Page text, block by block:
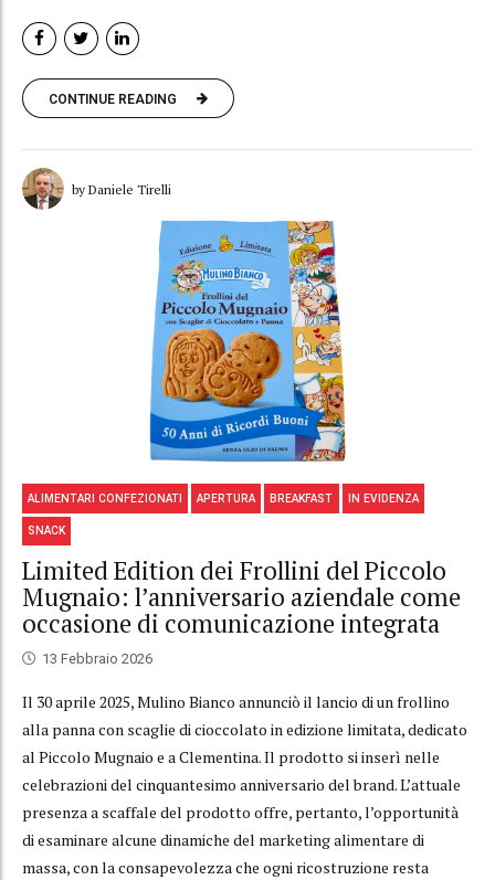
CONTINUE READING
by Daniele Tirelli
ALIMENTARI CONFEZIONATI APERTURA BREAKFAST IN EVIDENZA
SNACK
Limited Edition dei Frollini del Piccolo
Mugnaio: l’anniversario aziendale come
occasione di comunicazione integrata
13 Febbraio 2026
Il 30 aprile 2025, Mulino Bianco annunciò il lancio di un frollino
alla panna con scaglie di cioccolato in edizione limitata, dedicato
al Piccolo Mugnaio e a Clementina. Il prodotto si inserì nelle
celebrazioni del cinquantesimo anniversario del brand. L’attuale
presenza a scaffale del prodotto offre, pertanto, l’opportunità
di esaminare alcune dinamiche del marketing alimentare di
massa, con la consapevolezza che ogni ricostruzione resta